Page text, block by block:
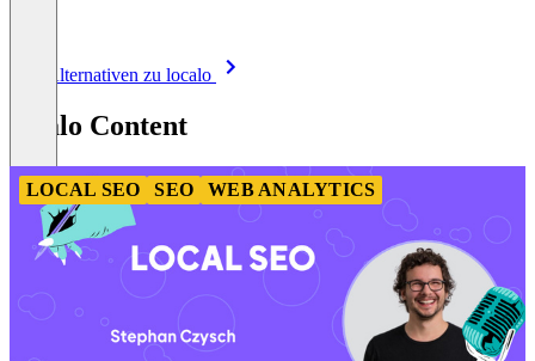
Alle Alternativen zu localo
localo Content
LOCAL SEO SEO WEB ANALYTICS